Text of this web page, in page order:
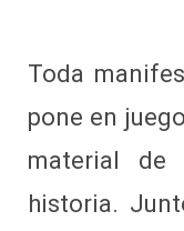
Toda
pone en
material de
historia.